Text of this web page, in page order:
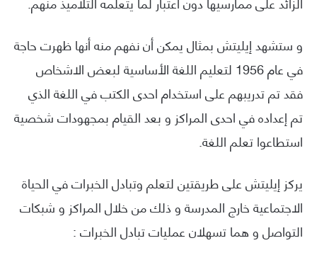
و ستشهد إيليتش بمثال يمكن أن نفهم منه أنها ظهرت حاجة
في عام 1956 لتعليم اللغة الأساسية لبعض الاشخاص
فقد تم تدريبهم على استخدام احدى الكتب في اللغة الذي
تم إعداده في احدى المراكز و بعد القيام بمجهودات شخصية
استطاعوا تعلم اللغة.
يركز إيليتش على طريقتين لتعلم وتبادل الخبرات في الحياة
الاجتماعية خارج المدرسة و ذلك من خلال المراكز و شبكات
التواصل و هما تسهلان عمليات تبادل الخبرات :